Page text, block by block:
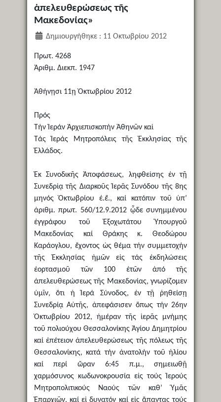
ἀπελευθερώσεως τῆς
Μακεδονίας»
Δημιουργήθηκε : 11 Οκτωβρίου 2012
Πρωτ. 4268
Ἀριθμ. Διεκπ. 1947
Ἀθήνῃσι 11ῃ Ὀκτωβρίου 2012
Πρός
Τήν Ἱεράν Ἀρχιεπισκοπήν Ἀθηνῶν καί
Τάς Ἱεράς Μητροπόλεις τῆς Ἐκκλησίας τῆς
Ἑλλάδος.
Ἐκ Συνοδικῆς Ἀποφάσεως, ληφθείσης ἐν τῇ
Συνεδρίᾳ τῆς Διαρκοῦς Ἱερᾶς Συνόδου τῆς 8ης
μηνός Ὀκτωβρίου ἐ.ἔ., καί κατόπιν τοῦ ὑπ’
ἀριθμ. πρωτ. 560/12.9.2012 ᾧδε συνημμένου
ἐγγράφου τοῦ Ἐξοχωτάτου Ὑπουργοῦ
Μακεδονίας καί Θράκης κ. Θεοδώρου
Καράογλου, ἔχοντος ὡς θέμα τήν συμμετοχήν
τῆς Ἐκκλησίας ἡμῶν εἰς τάς ἐκδηλώσεις
ἑορτασμοῦ τῶν 100 ἐτῶν ἀπό τῆς
ἀπελευθερώσεως τῆς Μακεδονίας, γνωρίζομεν
ὑμῖν, ὅτι ἡ Ἱερά Σύνοδος, ἐν τῇ ῥηθείσῃ
Συνεδρίᾳ Αὐτῆς, ἀπεφάσισεν ὅπως τήν 26ην
Ὀκτωβρίου 2012, ἡμέραν τῆς ἱερᾶς μνήμης
τοῦ πολιούχου Θεσσαλονίκης Ἁγίου Δημητρίου
καί ἐπέτειον ἀπελευθερώσεως τῆς πόλεως τῆς
Θεσσαλονίκης, κατά τήν ἀνατολήν τοῦ ἡλίου
καί περί ὥραν 6:45 π.μ., σημειωθῇ
χαρμόσυνος κωδωνοκρουσία εἰς τούς Ἱερούς
Μητροπολιτικούς Ναούς τῶν καθ’ Ὑμᾶς
Ἐπαρχιῶν, καί εἰ δυνατόν καί εἰς ἅπαντας τούς